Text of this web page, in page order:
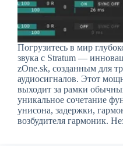
Погрузитесь в мир
звука с Stratum —
zOne.sk, созданным для
аудиосигналов. Этот
выходит за рамки
уникальное сочетание
унисона, задержки,
возбудителя гармоник.